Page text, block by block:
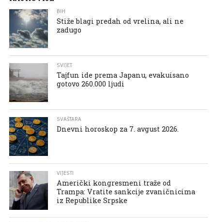
BIH
Stiže blagi predah od vrelina, ali ne
zadugo
SVIJET
Tajfun ide prema Japanu, evakuisano
gotovo 260.000 ljudi
SVAŠTARA
Dnevni horoskop za 7. avgust 2026.
VIJESTI
Američki kongresmeni traže od
Trampa: Vratite sankcije zvaničnicima
iz Republike Srpske